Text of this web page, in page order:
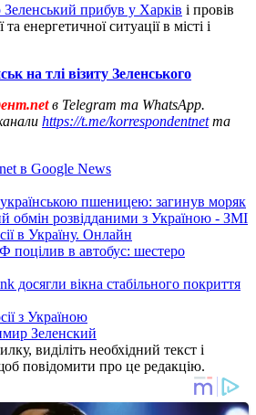
прибув у Харків і провів
енергетичної ситуації в місті і
на тлі візиту Зеленського
в Telegram та WhatsApp.
https://t.me/korrespondentnetта
в Google News
пшеницею: загинув моряк
розвідданими з Україною - ЗМІ
в Україну. Онлайн
в автобус: шестеро
досягли вікна стабільного покриття
з Україною
Зеленский
виділіть необхідний текст і
повідомити про це редакцію.